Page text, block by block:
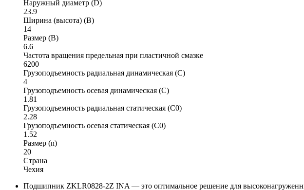
Наружный диаметр (D)
23.9
Ширина (высота) (B)
14
Размер (B)
6.6
Частота вращения предельная при пластичной смазке
6200
Грузоподъемность радиальная динамическая (C)
4
Грузоподъемность осевая динамическая (C)
1.81
Грузоподъемность радиальная статическая (C0)
2.28
Грузоподъемность осевая статическая (C0)
1.52
Размер (n)
20
Страна
Чехия
Подшипник ZKLR0828-2Z INA — это оптимальное решение для